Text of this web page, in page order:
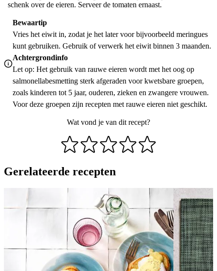
schenk over de eieren. Serveer de tomaten ernaast.
Bewaartip
Vries het eiwit in, zodat je het later voor bijvoorbeeld meringues
kunt gebruiken. Gebruik of verwerk het eiwit binnen 3 maanden.
Achtergrondinfo
Let op: Het gebruik van rauwe eieren wordt met het oog op
salmonellabesmetting sterk afgeraden voor kwetsbare groepen,
zoals kinderen tot 5 jaar, ouderen, zieken en zwangere vrouwen.
Voor deze groepen zijn recepten met rauwe eieren niet geschikt.
Wat vond je van dit recept?
Gerelateerde recepten